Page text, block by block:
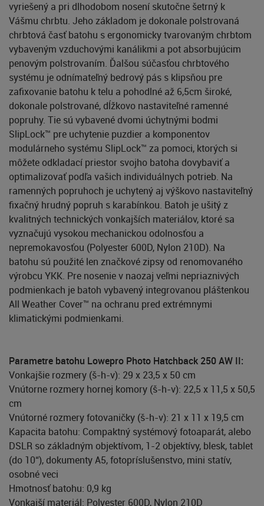
vyriešený a pri dlhodobom nosení skutočne šetrný k
Vášmu chrbtu. Jeho základom je dokonale polstrovaná
chrbtová časť batohu s ergonomicky tvarovaným chrbtom
vybaveným vzduchovými kanálikmi a pot absorbujúcim
penovým polstrovaním. Ďalšou súčasťou chrbtového
systému je odnímateľný bedrový pás s klipsňou pre
zafixovanie batohu k telu a pohodlné až 6,5cm široké,
dokonale polstrované, dĺžkovo nastaviteľné ramenné
popruhy. Tie sú vybavené dvomi úchytnými bodmi
SlipLock™ pre uchytenie puzdier a komponentov
modulárneho systému SlipLock™ za pomoci, ktorých si
môžete odkladací priestor svojho batoha dovybaviť a
optimalizovať podľa vašich individuálnych potrieb. Na
ramenných popruhoch je uchytený aj výškovo nastaviteľný
fixačný hrudný popruh s karabínkou. Batoh je ušitý z
kvalitných technických vonkajších materiálov, ktoré sa
vyznačujú vysokou mechanickou odolnosťou a
nepremokavosťou (Polyester 600D, Nylon 210D). Na
batohu sú použité len značkové zipsy od renomovaného
výrobcu YKK. Pre nosenie v naozaj veľmi nepriaznivých
podmienkach je batoh vybavený integrovanou pláštenkou
All Weather Cover™ na ochranu pred extrémnymi
klimatickými podmienkami.
Parametre batohu Lowepro Photo Hatchback 250 AW II:
Vonkajšie rozmery (š-h-v): 29 x 23,5 x 50 cm
Vnútorne rozmery hornej komory (š-h-v): 22,5 x 11,5 x 50,5
cm
Vnútorné rozmery fotovaničky (š-h-v): 21 x 11 x 19,5 cm
Kapacita batohu: Compaktný systémový fotoaparát, alebo
DSLR so základným objektívom, 1-2 objektívy, blesk, tablet
(do 10“), dokumenty A5, fotopríslušenstvo, mini statív,
osobné veci
Hmotnosť batohu: 0,9 kg
Vonkajší materiál: Polyester 600D, Nylon 210D